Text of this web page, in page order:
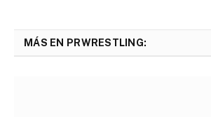
MÁS EN PRWRESTLING: